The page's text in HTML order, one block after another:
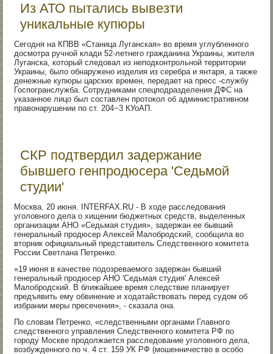
Из АТО пытались вывезти
уникальные купюры
Сегодня на КПВВ «Станица Луганская» во время углубленного
досмотра ручной клади 52-летнего гражданина Украины, жителя
Луганска, который следовал из неподконтрольной территории
Украины, было обнаружено изделия из серебра и янтаря, а также
денежные купюры царских времен, передает на пресс -службу
Госпогранслужба. Сотрудниками спецподразделения ДФС на
указанное лицо был составлен протокол об административном
правонарушении по ст. 204−3 КУоАП.
СКР подтвердил задержание
бывшего генпродюсера 'Седьмой
студии'
Москва. 20 июня. INTERFAX.RU - В ходе расследования
уголовного дела о хищении бюджетных средств, выделенных
организации АНО «Седьмая студия», задержан ее бывший
генеральный продюсер Алексей Малобродский, сообщила во
вторник официальный представитель Следственного комитета
России Светлана Петренко.
«19 июня в качестве подозреваемого задержан бывший
генеральный продюсер АНО 'Седьмая студия' Алексей
Малобродский. В ближайшее время следствие планирует
предъявить ему обвинение и ходатайствовать перед судом об
избрании меры пресечения», - сказала она.
По словам Петренко, «следственными органами Главного
следственного управления Следственного комитета РФ по
городу Москве продолжается расследование уголовного дела,
возбужденного по ч. 4 ст. 159 УК РФ (мошенничество в особо